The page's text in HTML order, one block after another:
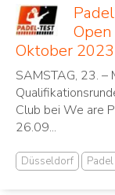
Oktober 2023
SAMSTAG, 23. –
Club bei We are
26.09...
Düsseldorf